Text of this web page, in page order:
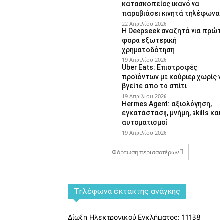
κατασκοπείας ικανό να
παραβιάσει κινητά τηλέφωνα
22 Απριλίου 2026
Η Deepseek αναζητά για
φορά εξωτερική
χρηματοδότηση
19 Απριλίου 2026
Uber Eats: Επιστροφές
προϊόντων με κούριερ χωρίς
βγείτε από το σπίτι
19 Απριλίου 2026
Hermes Agent: αξιολόγηση,
εγκατάσταση, μνήμη, skills και
αυτοματισμοί
19 Απριλίου 2026
Φόρτωση περισσοτέρων
Tηλέφωνα έκτακτης ανάγκης
Δίωξη Ηλεκτρονικού Εγκλήματος: 11188